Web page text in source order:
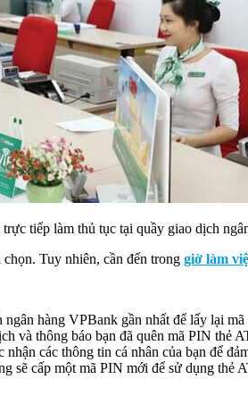
tiếp làm thủ tục tại quầy giao dịch
Tuy nhiên, cần đến trong giờ làm
hàng VPBank gần nhất để lấy lại mã
và thông báo bạn đã quên mã PIN thẻ
các thông tin cá nhân của bạn để
sẽ cấp một mã PIN mới để sử dụng thẻ